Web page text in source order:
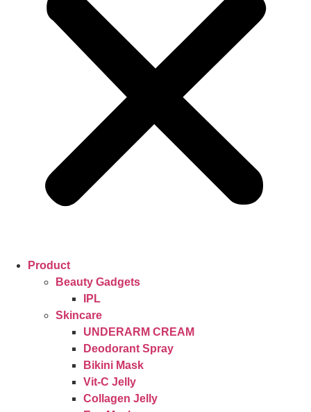
Product
Beauty Gadgets
IPL
Skincare
UNDERARM CREAM
Deodorant Spray
Bikini Mask
Vit-C Jelly
Collagen Jelly